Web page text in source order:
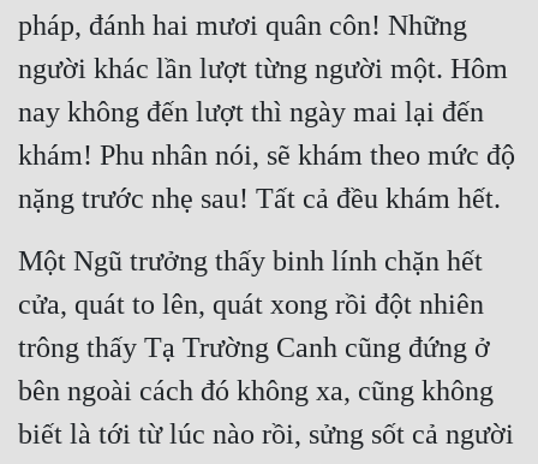
Phong Thủy - Tâm Linh
Phương Tây
Phản Phái
Quan Trường
Quân Sự
Sảng Văn
Sắc
Sủng
Thanh Xuân
pháp, đánh hai mươi quân côn! Những
người khác lần lượt từng người một. Hôm
nay không đến lượt thì ngày mai lại đến
khám! Phu nhân nói, sẽ khám theo mức độ
nặng trước nhẹ sau! Tất cả đều khám hết.
Một Ngũ trưởng thấy binh lính chặn hết
cửa, quát to lên, quát xong rồi đột nhiên
trông thấy Tạ Trường Canh cũng đứng ở
bên ngoài cách đó không xa, cũng không
biết là tới từ lúc nào rồi, sửng sốt cả người